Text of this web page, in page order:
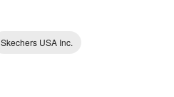
Skechers USA Inc.